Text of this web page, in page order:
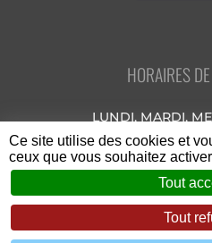
HORAIRES
LUNDI, MARDI,
8h00 - 12h30 /
8h00 -
SAMEDI /
Ce site utilise des cookies et
ceux que vous souhaitez activer
Tout
Tout